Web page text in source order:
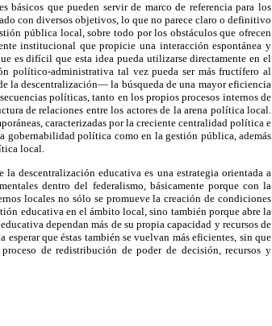
básicos que pueden servir de marco de referencia para los
con diversos objetivos, lo que no parece claro o definitivo
pública local, sobre todo por los obstáculos que ofrecen
institucional que propicie una interacción espontánea y
es difícil que esta idea pueda utilizarse directamente en el
político-administrativa tal vez pueda ser más fructífero al
la descentralización— la búsqueda de una mayor eficiencia
políticas, tanto en los propios procesos internos de
de relaciones entre los actores de la arena política local.
caracterizadas por la creciente centralidad política e
política como en la gestión pública, además
local.
descentralización educativa es una estrategia orientada a
dentro del federalismo, básicamente porque con la
locales no sólo se promueve la creación de condiciones
educativa en el ámbito local, sino también porque abre la
dependan más de su propia capacidad y recursos de
que éstas también se vuelvan más eficientes, sin que
de redistribución de poder de decisión, recursos y